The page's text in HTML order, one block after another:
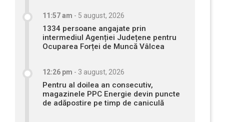
11:57 am - 5 august, 2026
1334 persoane angajate prin
intermediul Agenției Județene pentru
Ocuparea Forței de Muncă Vâlcea
12:26 pm - 3 august, 2026
Pentru al doilea an consecutiv,
magazinele PPC Energie devin puncte
de adăpostire pe timp de caniculă